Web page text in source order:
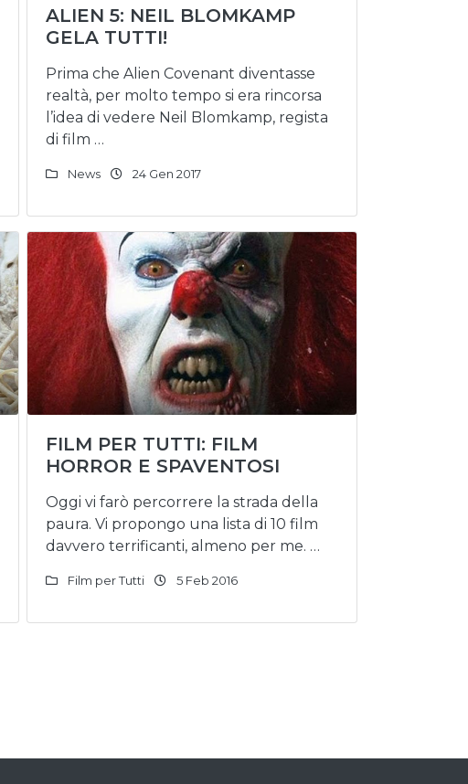
ALIEN 5: NEIL BLOMKAMP
GELA TUTTI!
Prima che Alien Covenant diventasse
realtà, per molto tempo si era rincorsa
l’idea di vedere Neil Blomkamp, regista
di film …
News 24 Gen 2017
FILM PER TUTTI: FILM
HORROR E SPAVENTOSI
Oggi vi farò percorrere la strada della
paura. Vi propongo una lista di 10 film
davvero terrificanti, almeno per me. …
Film per Tutti 5 Feb 2016